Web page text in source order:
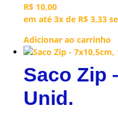
R$ 10,00
em até 3x de R$ 3,33
Adicionar ao carrinho
Saco Zip
Unid.